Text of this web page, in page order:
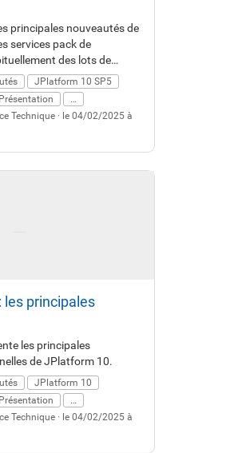
principales nouveautés de
services pack de
des lots de
évolutions fonctionnelles
10 SP5 est une release
plus de 260 correctifs de
et une trentaine
10 SP5 apporte un
l'UX/UI avec des
épurées et plus
JPlatform 10 SP5
Présentation
…
Technique · le 04/02/2025 à
principales
les principales
de JPlatform 10.
JPlatform 10
Présentation
…
Technique · le 04/02/2025 à